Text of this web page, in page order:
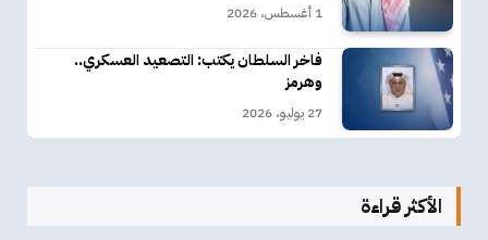
1 أغسطس، 2026
فاخر السلطان يكتب: التصعيد العسكري..
وهرمز
27 يوليو، 2026
الأكثر قراءة